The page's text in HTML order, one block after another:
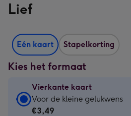
Lief
Eén kaart Stapelkorting
Kies het formaat
Vierkante kaart
Vierkante
kaart
Voor de kleine gelukwens
€3,49